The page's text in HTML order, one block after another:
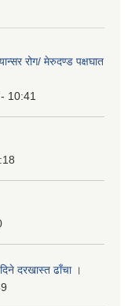
रोग/ मेरुदण्ड पक्षघात
10:41
दरखास्त ढाँचा ।